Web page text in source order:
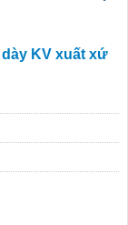
KV xuất xứ